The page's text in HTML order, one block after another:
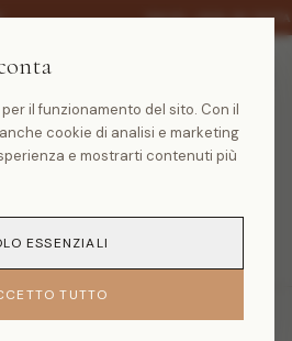
· SALDI -30% SU
non trovato
il funzionamento del sito. Con il
cookie di analisi e marketing
e mostrarti contenuti più
ESSENZIALI
TUTTO